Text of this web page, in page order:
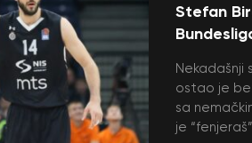
Stefan
Nekadašnji
ostao je
sa
je